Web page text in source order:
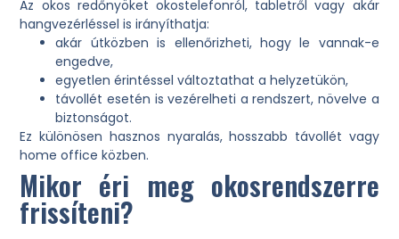
Az okos redőnyöket okostelefonról, tabletről vagy akár
hangvezérléssel is irányíthatja:
akár útközben is ellenőrizheti, hogy le vannak-e
engedve,
egyetlen érintéssel változtathat a helyzetükön,
távollét esetén is vezérelheti a rendszert, növelve a
biztonságot.
Ez különösen hasznos nyaralás, hosszabb távollét vagy
home office közben.
Mikor éri meg okosrendszerre
frissíteni?